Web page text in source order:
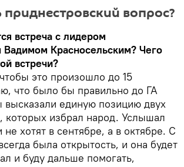
вопрос?
встреча с лидером
Вадимом Красносельским? Чего
встречи?
это произошло до 15
что было бы правильно до ГА
единую позицию двух
которых избрал народ. Услышал
не хотят в сентябре, а в октябре. С
была открытость, и она будет
и буду дальше помогать,